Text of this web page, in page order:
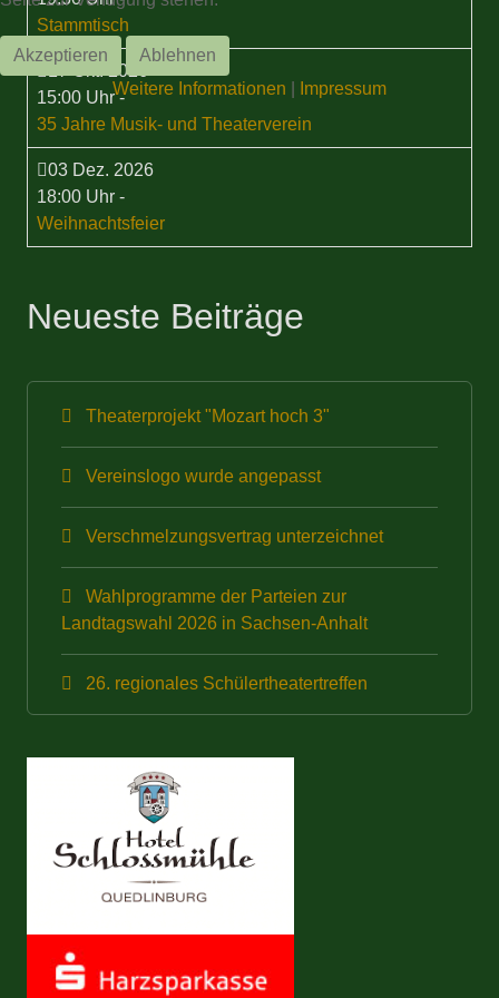
Stammtisch
17 Okt. 2026
15:00 Uhr-
35 Jahre Musik- und Theaterverein
03 Dez. 2026
18:00 Uhr -
Weihnachtsfeier
Neueste Beiträge
Theaterprojekt "Mozart hoch 3"
Vereinslogo wurde angepasst
Verschmelzungsvertrag unterzeichnet
Wahlprogramme der Parteien zur
Landtagswahl 2026 in Sachsen-Anhalt
26. regionales Schülertheatertreffen
Akzeptieren
Ablehnen
Weitere Informationen
Impressum